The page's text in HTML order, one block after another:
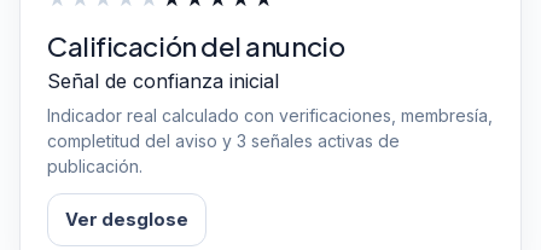
Calificación del anuncio
Señal de confianza inicial
Indicador real calculado con verificaciones, membresía,
completitud del aviso y 3 señales activas de
publicación.
Ver desglose